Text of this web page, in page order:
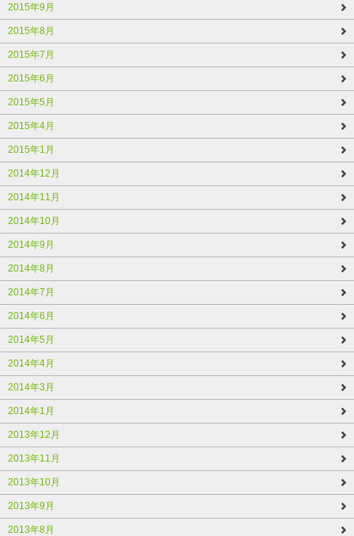
2015年9月
2015年8月
2015年7月
2015年6月
2015年5月
2015年4月
2015年1月
2014年12月
2014年11月
2014年10月
2014年9月
2014年8月
2014年7月
2014年6月
2014年5月
2014年4月
2014年3月
2014年1月
2013年12月
2013年11月
2013年10月
2013年9月
2013年8月